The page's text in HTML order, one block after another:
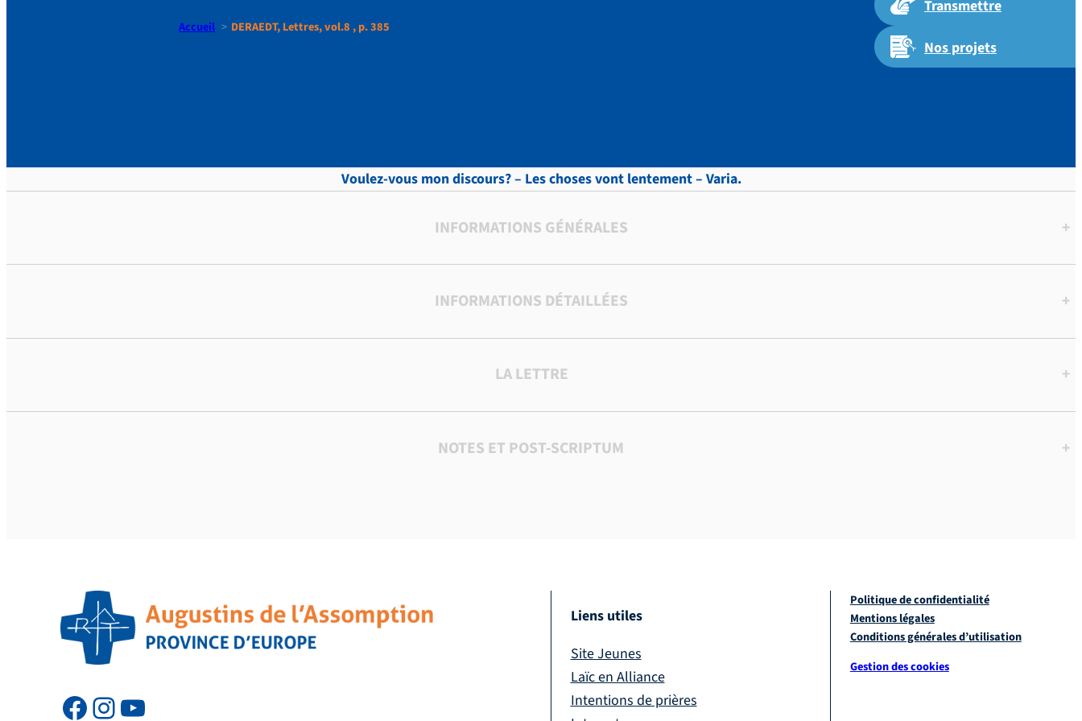
Transmettre
Nos projets
Accueil DERAEDT, Lettres, vol.8 , p. 385
Voulez-vous mon discours? – Les choses vont lentement – Varia.
INFORMATIONS GÉNÉRALES +
INFORMATIONS DÉTAILLÉES +
LA LETTRE +
NOTES ET POST-SCRIPTUM +
Liens utiles
Site Jeunes
Laïc en Alliance
Intentions de prières
Politique de confidentialité
Mentions légales
Conditions générales d’utilisation
Gestion des cookies